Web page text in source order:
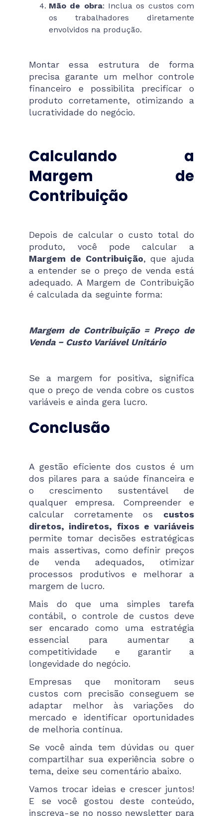
Mão de obra: Inclua os custos com
os trabalhadores diretamente
envolvidos na produção.
Montar essa estrutura de forma
precisa garante um melhor controle
financeiro e possibilita precificar o
produto corretamente, otimizando a
lucratividade do negócio.
Calculando a
Margem de
Contribuição
Depois de calcular o custo total do
produto, você pode calcular a
Margem de Contribuição, que ajuda
a entender se o preço de venda está
adequado. A Margem de Contribuição
é calculada da seguinte forma:
Margem de Contribuição = Preço de
Venda − Custo Variável Unitário
Se a margem for positiva, significa
que o preço de venda cobre os custos
variáveis e ainda gera lucro.
Conclusão
A gestão eficiente dos custos é um
dos pilares para a saúde financeira e
o crescimento sustentável de
qualquer empresa. Compreender e
calcular corretamente os custos
diretos, indiretos, fixos e variáveis
permite tomar decisões estratégicas
mais assertivas, como definir preços
de venda adequados, otimizar
processos produtivos e melhorar a
margem de lucro.
Mais do que uma simples tarefa
contábil, o controle de custos deve
ser encarado como uma estratégia
essencial para aumentar a
competitividade e garantir a
longevidade do negócio.
Empresas que monitoram seus
custos com precisão conseguem se
adaptar melhor às variações do
mercado e identificar oportunidades
de melhoria contínua.
Se você ainda tem dúvidas ou quer
compartilhar sua experiência sobre o
tema, deixe seu comentário abaixo.
Vamos trocar ideias e crescer juntos!
E se você gostou deste conteúdo,
inscreva-se no nosso newsletter para